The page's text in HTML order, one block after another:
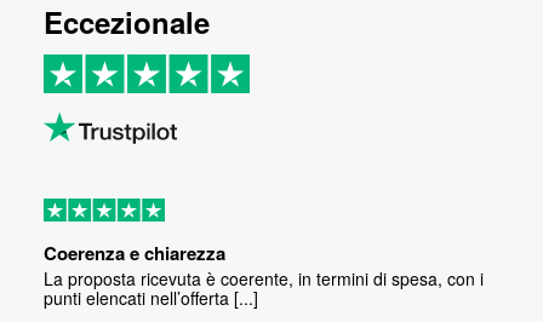
Eccezionale
Coerenza e chiarezza
La proposta ricevuta è coerente, in termini di spesa, con i
punti elencati nell’offerta [...]